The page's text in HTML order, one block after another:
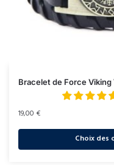
Bracelet de Force Viking
19,00 €
Choix des